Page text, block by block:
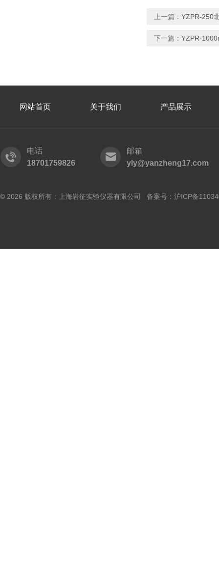
上一篇： YZPR-250
下一篇： YZPR-
网站首页 关于我们 产品展示
电话
18701759826
邮箱
yly@yanzheng17.com
© 2026 版权所有：上海岩征实验仪器有限公司 备案号： 沪ICP备